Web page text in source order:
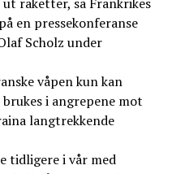
raketter, sa Frankrikes
en pressekonferanse
Scholz under
våpen kun kan
i angrepene mot
langtrekkende
tidligere i vår med